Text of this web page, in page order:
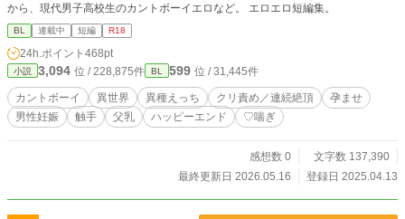
から、現代男子高校生のカントボーイエロなど。 エロエロ短編集。
BL 連載中 短編 R18
24h.ポイント 468pt
小説 3,094 位 / 228,875件 BL 599 位 / 31,445件
カントボーイ 異世界 異種えっち クリ責め／連続絶頂
孕ませ
男性妊娠
触手 父乳 ハッピーエンド ♡喘ぎ
感想数 0
文字数 137,390
最終更新日 2026.05.16
登録日 2025.04.13